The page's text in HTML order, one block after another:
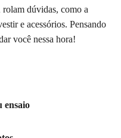
rolam dúvidas, como a
e acessórios. Pensando
você nessa hora!
ensaio